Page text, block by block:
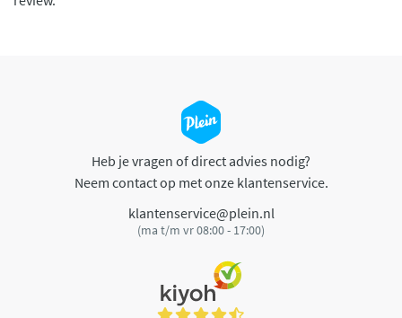
Heb je vragen of direct advies nodig?
Neem contact op met onze klantenservice.
klantenservice@plein.nl
(ma t/m vr 08:00 - 17:00)